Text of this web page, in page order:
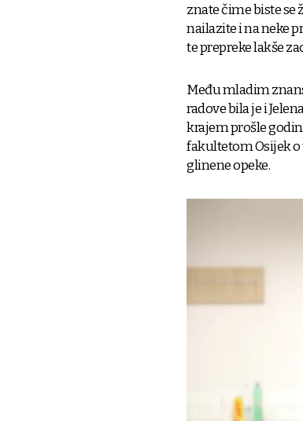
znate čime biste se
nailazite i na neke
te prepreke lakše
Među mladim
radove bila je i
krajem prošle
fakultetom Osijek
glinene opeke.